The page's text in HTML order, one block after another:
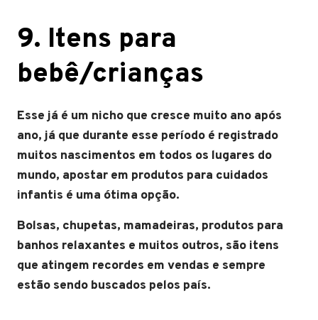
9. Itens para
bebê/crianças
Esse já é um nicho que cresce muito ano após
ano, já que durante esse período é registrado
muitos nascimentos em todos os lugares do
mundo, apostar em produtos para cuidados
infantis é uma ótima opção.
Bolsas, chupetas, mamadeiras, produtos para
banhos relaxantes e muitos outros, são itens
que atingem recordes em vendas e sempre
estão sendo buscados pelos país.